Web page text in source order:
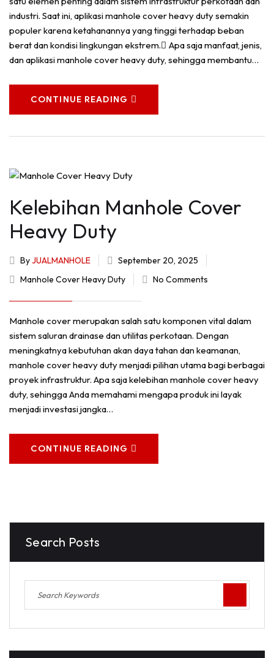
industri. Saat ini, aplikasi manhole cover heavy duty semakin
populer karena ketahanannya yang tinggi terhadap beban
berat dan kondisi lingkungan ekstrem. ِApa saja manfaat, jenis,
dan aplikasi manhole cover heavy duty, sehingga membantu…
CONTINUE READING
Kelebihan Manhole Cover
Heavy Duty
ByJUALMANHOLE
September 20, 2025
Manhole Cover Heavy Duty
No Comments
Manhole cover merupakan salah satu komponen vital dalam
sistem saluran drainase dan utilitas perkotaan. Dengan
meningkatnya kebutuhan akan daya tahan dan keamanan,
manhole cover heavy duty menjadi pilihan utama bagi berbagai
proyek infrastruktur. Apa saja kelebihan manhole cover heavy
duty, sehingga Anda memahami mengapa produk ini layak
menjadi investasi jangka…
CONTINUE READING
Search Posts